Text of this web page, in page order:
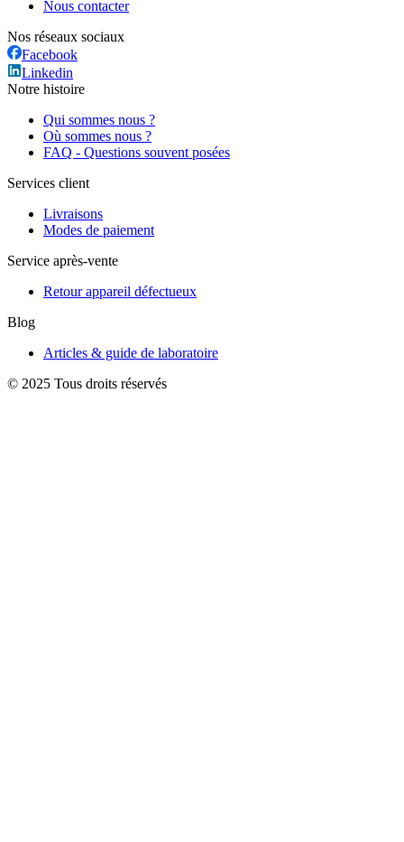
Nous contacter
Nos réseaux sociaux
Facebook
Linkedin
Notre histoire
Qui sommes nous ?
Où sommes nous ?
FAQ - Questions souvent posées
Services client
Livraisons
Modes de paiement
Service après-vente
Retour appareil défectueux
Blog
Articles & guide de laboratoire
© 2025 Tous droits réservés